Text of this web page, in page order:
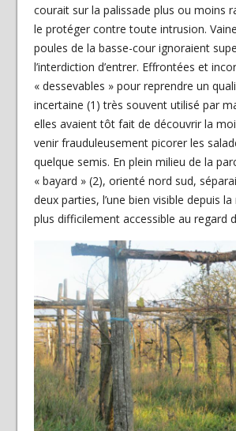
courait sur la palissade plus ou moins
le protéger contre toute intrusion.
poules de la basse-cour ignoraient
l’interdiction d’entrer. Effrontées et
« dessevables » pour reprendre un
incertaine (1) très souvent utilisé par
elles avaient tôt fait de découvrir la
venir frauduleusement picorer les
quelque semis. En plein milieu de la
« bayard » (2), orienté nord sud,
deux parties, l’une bien visible depuis la
plus difficilement accessible au regard